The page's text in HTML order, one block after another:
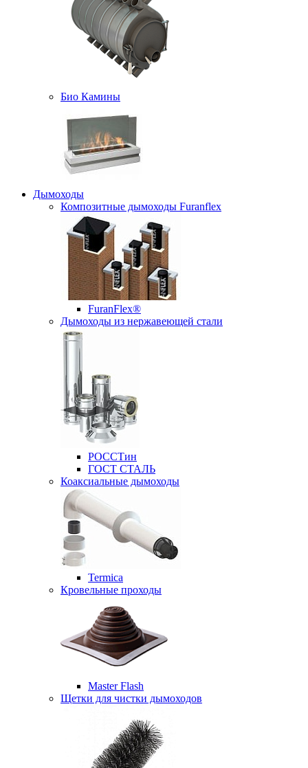
Био Камины
Дымоходы
Композитные дымоходы Furanflex
FuranFlex®
Дымоходы из нержавеющей стали
РОССТин
ГОСТ СТАЛЬ
Коаксиальные дымоходы
Termica
Кровельные проходы
Master Flash
Щетки для чистки дымоходов